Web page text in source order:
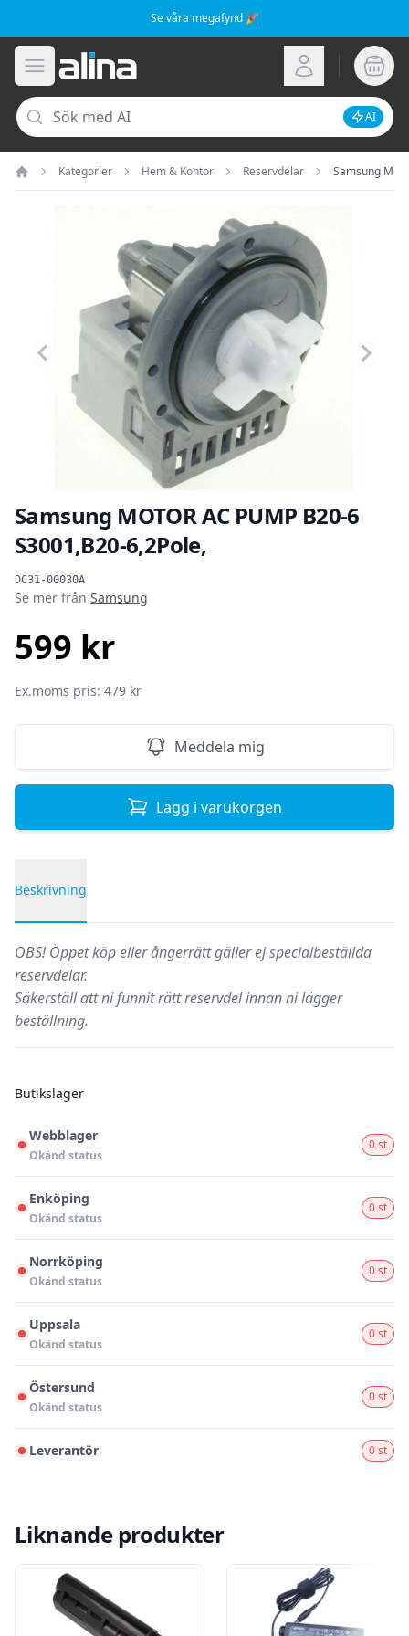
Se våra megafynd 🎉
Öppna meny
Alina.se Logga in
Sök
AI
Hem
Kategorier Hem & Kontor Reservdelar Samsung
Samsung MOTOR AC PUMP B20-6
S3001,B20-6,2Pole,
DC31-00030A
Produktinformation
Se mer från Samsung
599 kr
Ex.moms pris: 479 kr
Meddela mig
Lägg i varukorgen
Beskrivning
OBS!Öppet köp eller ångerrätt gäller ej specialbeställda
reservdelar.
Säkerställ att ni funnit rätt reservdel innan ni lägger
beställning.
Butikslager
Webblager
Okänd status
0 st
Enköping
Okänd status
0 st
Norrköping
Okänd status
0 st
Uppsala
Okänd status
0 st
Östersund
Okänd status
0 st
Leverantör 0 st
Liknande produkter